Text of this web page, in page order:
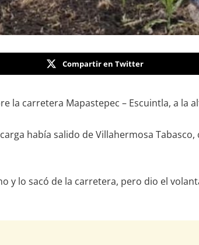
Compartir en Twitter
la carretera Mapastepec – Escuintla, a
había salido de Villahermosa
y lo sacó de la carretera, pero dio el